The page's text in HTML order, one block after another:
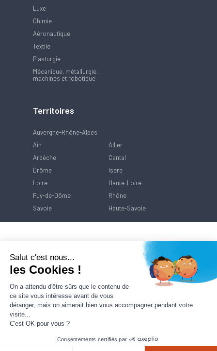
Luxe
Chimie
Aéronautique
Textile
Plasturgie
Mécanique, métallurgie,
machines et robotique
Territoires
Auvergne-Rhône-Alpes
Ain
Allier
Ardèche
Cantal
Drôme
Isère
Loire
Haute-Loire
Puy-de-Dôme
Rhône
Savoie
Haute-Savoie
Politique de
Salut c'est nous...
les Cookies !
On a attendu d'être sûrs que le contenu de
ce site vous intéresse avant de vous
déranger, mais on aimerait bien vous accompagner pendant votre
visite...
C'est OK pour vous ?
Consentements certifiés par